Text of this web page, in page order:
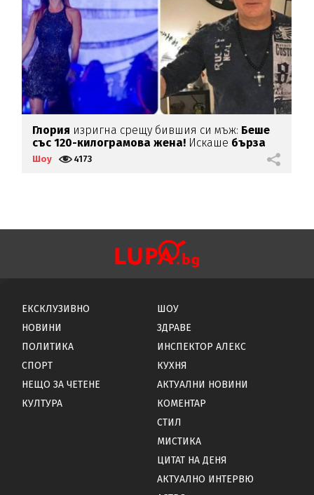
Глория изригна срещу бившия си мъж: Беше
със 120-килограмова жена! Искаше бърза
печалба...
Шоу 4173
ЕКСКЛУЗИВНО
НОВИНИ
ПОЛИТИКА
СПОРТ
НЕЩО ЗА ЧЕТЕНЕ
КУЛТУРА
ШОУ
ЗДРАВЕ
ИНСПЕКТОР АЛЕКС
КУХНЯ
АКТУАЛНИ НОВИНИ
КОМЕНТАР
СТИЛ
МИСТИКА
ЦИТАТ НА ДЕНЯ
АКТУАЛНО ИНТЕРВЮ